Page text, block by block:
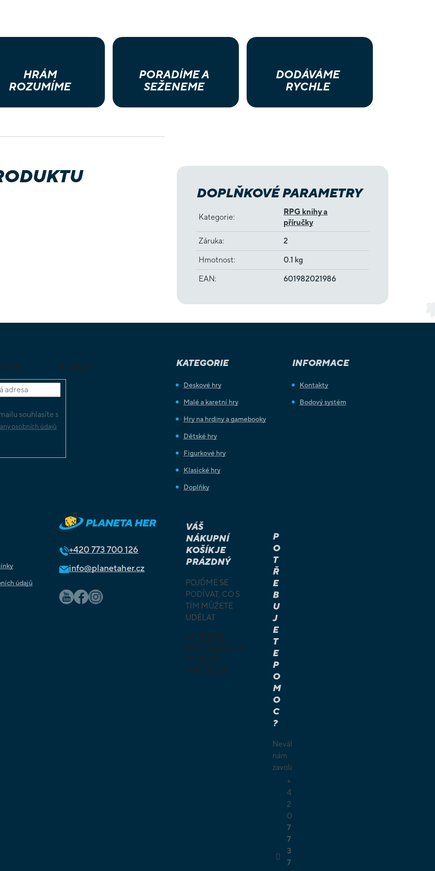
HRÁM
ROZUMÍME
PORADÍME A
SEŽENEME
DODÁVÁME
RYCHLE
DOPLŇKOVÉ PARAMETRY
Kategorie:
RPG knihy a
příručky
Záruka: 2
Hmotnost: 0.1 kg
EAN: 601982021986
souhlasíte s
osobních údajů
Instagram KATEGORIE
Deskové hry
Malé a karetní hry
Hry na hrdiny a gamebooky
Dětské hry
Figurkové hry
Klasické hry
Doplňky
INFORMACE
Kontakty
Bodový systém
údajů
+420773 700 126
info@planetaher.cz
VÁŠ
NÁKUPNÍ
KOŠÍK JE
PRÁZDNÝ
POJĎME SE
PODÍVAT, CO S
TÍM MŮŽETE
UDĚLAT
MŮŽETE
PROZKOUM
AT NAŠI
NABÍDKU
P
O
T
Ř
E
B
U
J
E
T
E
P
O
M
O
C
?
Neváhejte
nám
zavolat.
+
4
2
0
7
7
3
7